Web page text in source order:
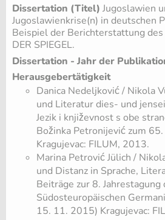
Dissertation (Titel) Jugoslawien
Jugoslawienkrise(n) in deutschen
Beispiel der Berichterstattung des
DER SPIEGEL.
Dissertation - Jahr der
Herausgebertätigkeit
Danica Nedeljković / Nikola
und Literatur dies- und
Jezik i književnost s obe
Božinka Petronijević zum
Kragujevac: FILUM, 2013.
Marina Petrović Jülich /
und Distanz in Sprache,
Beiträge zur 8. Jahrestagung
Südosteuropäischen
15. 11. 2015) Kragujevac: